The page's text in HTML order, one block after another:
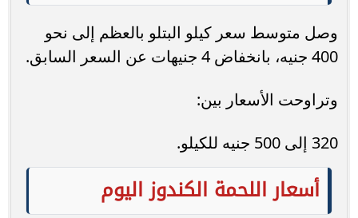
وصل متوسط سعر كيلو البتلو بالعظم إلى نحو
400 جنيه، بانخفاض 4 جنيهات عن السعر السابق.
وتراوحت الأسعار بين:
320 إلى 500 جنيه للكيلو.
أسعار اللحمة الكندوز اليوم